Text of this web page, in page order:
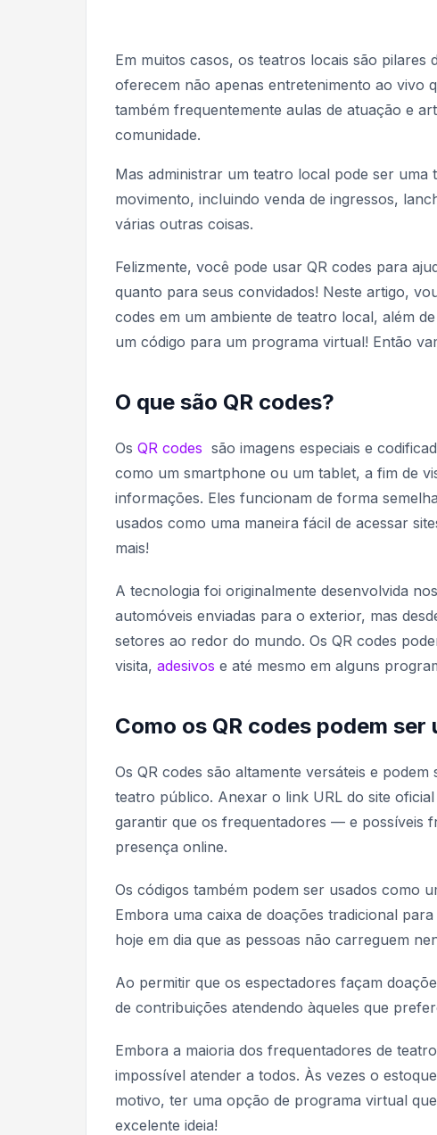
Em muitos casos, os teatros locais são pilares
oferecem não apenas entretenimento ao vivo
também frequentemente aulas de atuação e
comunidade.
Mas administrar um teatro local pode ser uma
movimento, incluindo venda de ingressos,
várias outras coisas.
Felizmente, você pode usar QR codes para
quanto para seus convidados! Neste artigo,
codes em um ambiente de teatro local, além
um código para um programa virtual! Então
O que são QR codes?
Os QR codes são imagens especiais e
como um smartphone ou um tablet, a fim de
informações. Eles funcionam de forma
usados como uma maneira fácil de acessar
mais!
A tecnologia foi originalmente desenvolvida
automóveis enviadas para o exterior, mas
setores ao redor do mundo. Os QR codes
visita, adesivos e até mesmo em alguns
Como os QR codes podem
Os QR codes são altamente versáteis e
teatro público. Anexar o link URL do site
garantir que os frequentadores — e possíveis
presença online.
Os códigos também podem ser usados como
Embora uma caixa de doações tradicional
hoje em dia que as pessoas não carreguem
Ao permitir que os espectadores façam
de contribuições atendendo àqueles que
Embora a maioria dos frequentadores de
impossível atender a todos. Às vezes o
motivo, ter uma opção de programa virtual
excelente ideia!